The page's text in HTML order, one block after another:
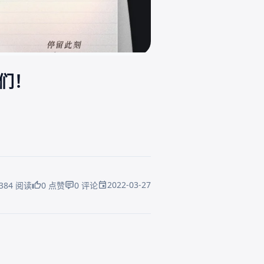
阅读 0 点赞 0 评论 2022-03-27